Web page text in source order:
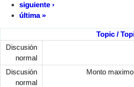
siguiente ›
última »
Topic /
Discusión
normal
Discusión
normal
Monto